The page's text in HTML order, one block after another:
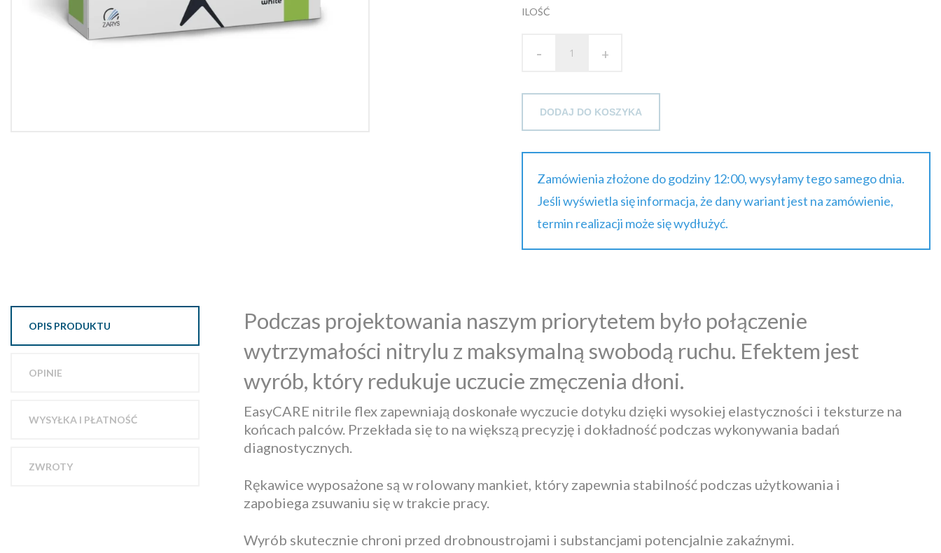
ILOŚĆ
- +
DODAJ DO KOSZYKA
Zamówienia złożone do godziny 12:00, wysyłamy tego samego dnia.
Jeśli wyświetla się informacja, że dany wariant jest na zamówienie,
termin realizacji może się wydłużyć.
OPIS PRODUKTU
OPINIE
WYSYŁKA I PŁATNOŚĆ
ZWROTY
Podczas projektowania naszym priorytetem było połączenie
wytrzymałości nitrylu z maksymalną swobodą ruchu. Efektem jest
wyrób, który redukuje uczucie zmęczenia dłoni.
EasyCARE nitrile flex zapewniają doskonałe wyczucie dotyku dzięki wysokiej elastyczności i teksturze na
końcach palców. Przekłada się to na większą precyzję i dokładność podczas wykonywania badań
diagnostycznych.
Rękawice wyposażone są w rolowany mankiet, który zapewnia stabilność podczas użytkowania i
zapobiega zsuwaniu się w trakcie pracy.
Wyrób skutecznie chroni przed drobnoustrojami i substancjami potencjalnie zakaźnymi.